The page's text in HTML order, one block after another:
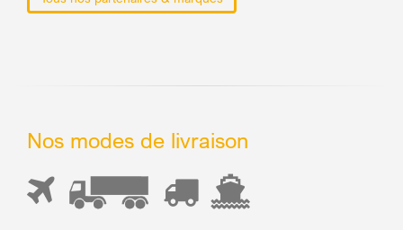
Nos modes de livraison